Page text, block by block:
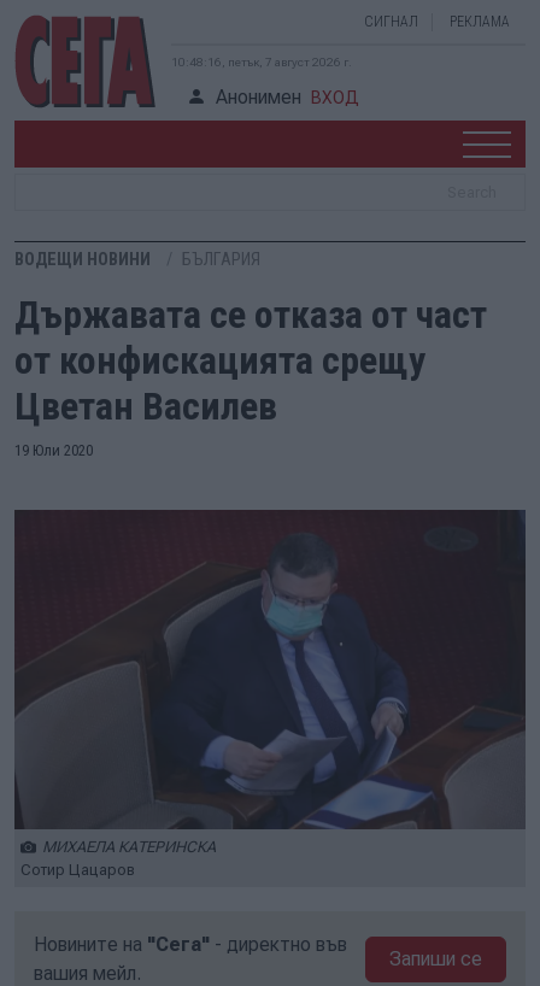
СИГНАЛ РЕКЛАМА
10:48:17, петък, 7 август 2026 г.
Анонимен ВХОД
ВОДЕЩИ НОВИНИ БЪЛГАРИЯ
Държавата се отказа от част
от конфискацията срещу
Цветан Василев
19 Юли 2020
МИХАЕЛА КАТЕРИНСКА
Сотир Цацаров
Новините на "Сега" - директно във
вашия мейл.
Запиши се